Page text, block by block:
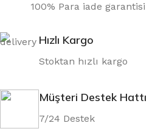
100% Para iade garantisi
Hızlı Kargo
Stoktan hızlı kargo
Müşteri Destek Hattı
7/24 Destek